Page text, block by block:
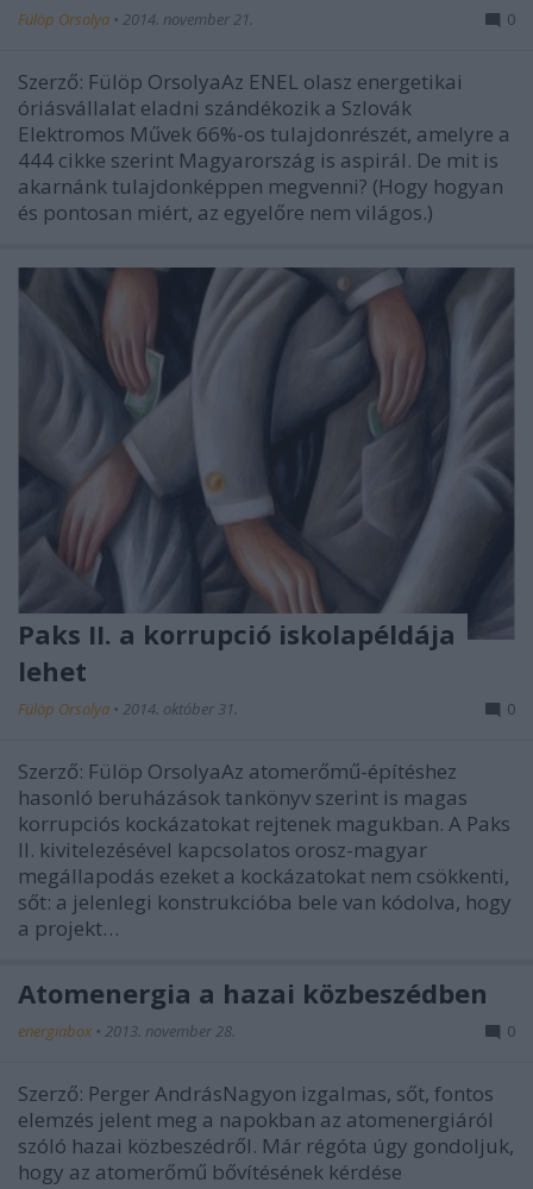
Fülöp Orsolya • 2014. november 21. 0
Szerző: Fülöp OrsolyaAz ENEL olasz energetikai
óriásvállalat eladni szándékozik a Szlovák
Elektromos Művek 66%-os tulajdonrészét, amelyre a
444 cikke szerint Magyarország is aspirál. De mit is
akarnánk tulajdonképpen megvenni? (Hogy hogyan
és pontosan miért, az egyelőre nem világos.)
Paks II. a korrupció iskolapéldája
lehet
Fülöp Orsolya • 2014. október 31. 0
Szerző: Fülöp OrsolyaAz atomerőmű-építéshez
hasonló beruházások tankönyv szerint is magas
korrupciós kockázatokat rejtenek magukban. A Paks
II. kivitelezésével kapcsolatos orosz-magyar
megállapodás ezeket a kockázatokat nem csökkenti,
sőt: a jelenlegi konstrukcióba bele van kódolva, hogy
a projekt…
Atomenergia a hazai közbeszédben
energiabox • 2013. november 28. 0
Szerző: Perger AndrásNagyon izgalmas, sőt, fontos
elemzés jelent meg a napokban az atomenergiáról
szóló hazai közbeszédről. Már régóta úgy gondoljuk,
hogy az atomerőmű bővítésének kérdése